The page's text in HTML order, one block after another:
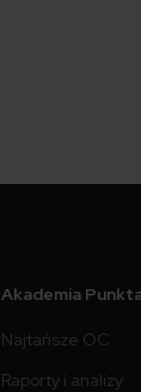
Akademia
Najtańsze OC
Raporty i analizy